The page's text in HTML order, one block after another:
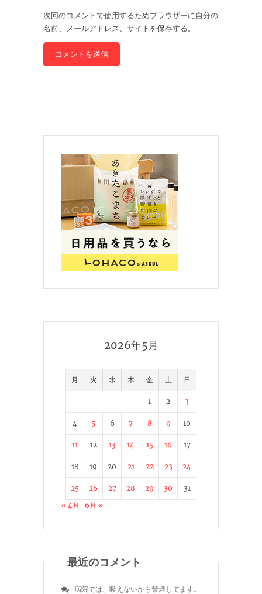
次回のコメントで使用するためブラウザーに自分の
名前、メールアドレス、サイトを保存する。
2026年5月
月 火 水 木 金 土 日
1 2 3
4 5 6 7 8 9 10
11 12 13 14 15 16 17
18 19 20 21 22 23 24
25 26 27 28 29 30
31
« 4月
6月 »
最近のコメント
病院では、吸えないから禁煙してます。